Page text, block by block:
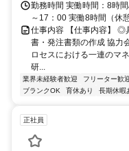
勤務時間 実働時間：8時
～17：00 実働8時間（休
仕事内容 【仕事内容】 ◎
書・発注書類の作成 協力
ロセスにおける一連のマ
研...
業界未経験者歓迎 フリーター歓
ブランクOK
育休あり 長期休暇
正社員